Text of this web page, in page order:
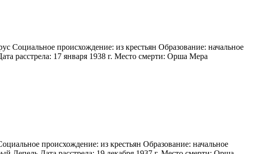
Социальное происхождение: из крестьян Образование: начальное
расстрела: 17 января 1938 г. Место смерти: Орша Мера
происхождение: из крестьян Образование: начальное